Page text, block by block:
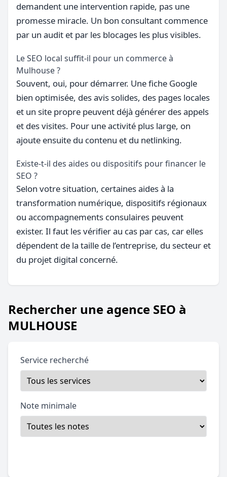
demandent une intervention rapide, pas une
promesse miracle. Un bon consultant commence
par un audit et par les blocages les plus visibles.
Le SEO local suffit-il pour un commerce à
Mulhouse ?
Souvent, oui, pour démarrer. Une fiche Google
bien optimisée, des avis solides, des pages locales
et un site propre peuvent déjà générer des appels
et des visites. Pour une activité plus large, on
ajoute ensuite du contenu et du netlinking.
Existe-t-il des aides ou dispositifs pour financer le
SEO ?
Selon votre situation, certaines aides à la
transformation numérique, dispositifs régionaux
ou accompagnements consulaires peuvent
exister. Il faut les vérifier au cas par cas, car elles
dépendent de la taille de l’entreprise, du secteur et
du projet digital concerné.
Rechercher une agence SEO à
MULHOUSE
Service recherché
Note minimale